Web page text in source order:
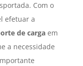
Com o
efetuar a
de cargaem
a necessidade